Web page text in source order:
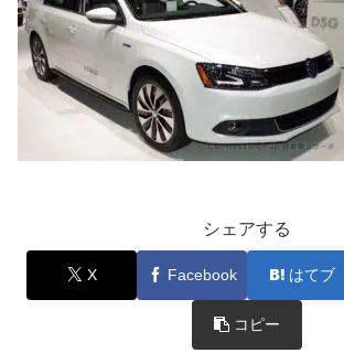
シェアする
X Facebook はてブ
コピー